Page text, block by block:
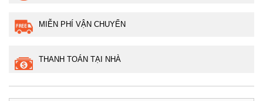
MIỄN PHÍ VẬN CHUYỂN
THANH TOÁN TẠI NHÀ